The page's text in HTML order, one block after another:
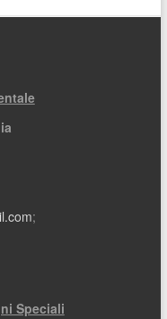
;
Speciali